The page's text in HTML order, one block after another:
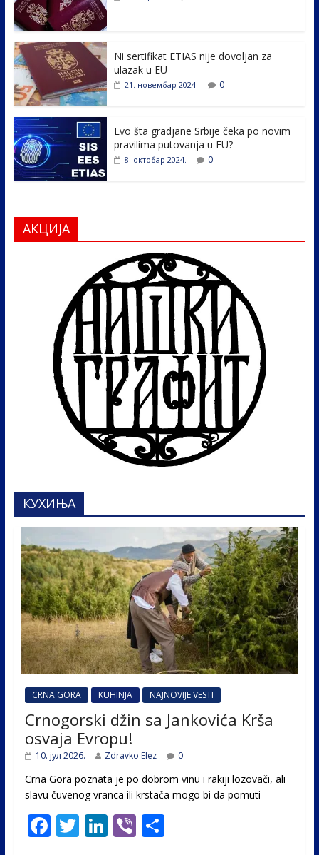
o
o
k
Ni sertifikat ETIAS nije dovoljan za
ulazak u EU
21. новембар 2024. 0
Evo šta gradjane Srbije čeka po novim
pravilima putovanja u EU?
8. октобар 2024. 0
АКЦИЈА
КУХИЊА
CRNA GORA KUHINJA NAJNOVIJE VESTI
Crnogorski džin sa Jankovića Krša
osvaja Evropu!
10. јул 2026. Zdravko Elez 0
Crna Gora poznata je po dobrom vinu i rakiji lozovači, ali
slavu čuvenog vranca ili krstača mogo bi da pomuti
F T Li Vi S